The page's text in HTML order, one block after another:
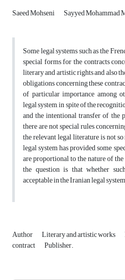
Saeed Mohseni
Sayyed Mohammad
Some legal systems such as the
special forms for the contracts
literary and artistic rights and also
obligations concerning these
of particular importance among
legal system, in spite of the
and the intentional transfer of the
there are not special rules
the relevant legal literature is not
legal system has provided some
are proportional to the nature of
the question is that whether
acceptable in the Iranian legal
Author Literary and artistic works
contract Publisher.